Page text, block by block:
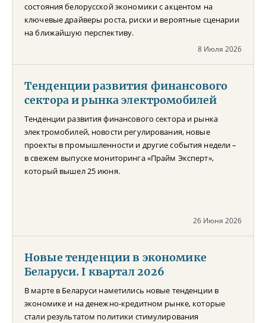
состояния белорусской экономики с акцентом на
ключевые драйверы роста, риски и вероятные сценарии
на ближайшую перспективу.
8 Июля 2026
Тенденции развития финансового
сектора и рынка электромобилей
Тенденции развития финансового сектора и рынка
электромобилей, новости регулирования, новые
проекты в промышленности и другие события недели –
в свежем выпуске мониторинга «Прайм Эксперт»,
который вышел 25 июня.
26 Июня 2026
Новые тенденции в экономике
Беларуси. I квартал 2026
В марте в Беларуси наметились новые тенденции в
экономике и на денежно-кредитном рынке, которые
стали результатом политики стимулирования